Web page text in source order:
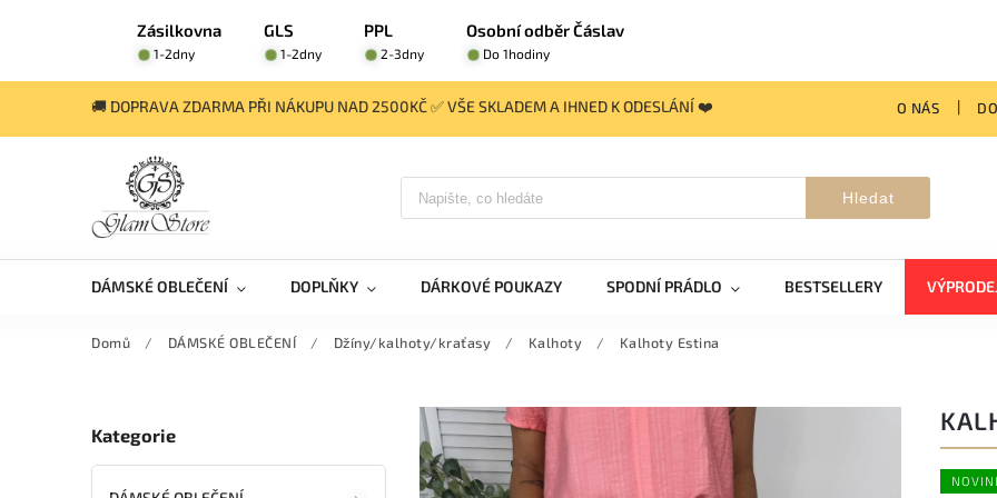
Zásilkovna GLS PPL Osobní odběr Čáslav
1-2dny 1-2dny 2-3dny Do 1hodiny
🚚 DOPRAVA ZDARMA PŘI NÁKUPU NAD 2500KČ ✅ VŠE SKLADEM A IHNED K ODESLÁNÍ ❤️ O NÁS
Hledat
DÁMSKÉ OBLEČENÍ DOPLŇKY DÁRKOVÉ POUKAZY SPODNÍ PRÁDLO BESTSELLERY
Domů / DÁMSKÉ OBLEČENÍ / Džíny/kalhoty/kraťasy / Kalhoty / Kalhoty Estina
Kategorie